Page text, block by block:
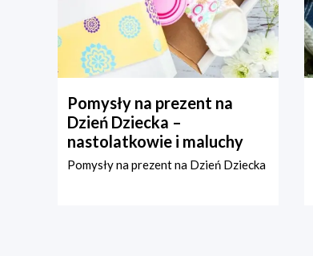
Pomysły na prezent na
Dzień Dziecka –
nastolatkowie i maluchy
Pomysły na prezent na Dzień Dziecka